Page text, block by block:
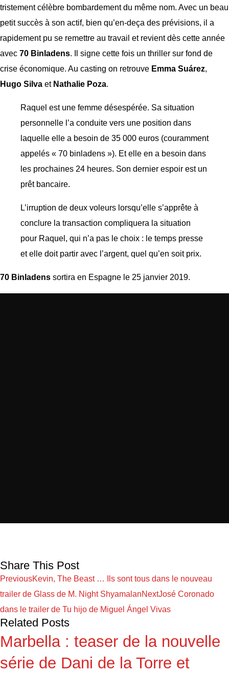
tristement célèbre bombardement du même nom. Avec un beau
petit succès à son actif, bien qu’en-deça des prévisions, il a
rapidement pu se remettre au travail et revient dès cette année
avec 70 Binladens. Il signe cette fois un thriller sur fond de
crise économique. Au casting on retrouve Emma Suárez,
Hugo Silva et Nathalie Poza.
Raquel est une femme désespérée. Sa situation
personnelle l’a conduite vers une position dans
laquelle elle a besoin de 35 000 euros (couramment
appelés « 70 binladens »). Et elle en a besoin dans
les prochaines 24 heures. Son dernier espoir est un
prêt bancaire.
L’irruption de deux voleurs lorsqu’elle s’apprête à
conclure la transaction compliquera la situation
pour Raquel, qui n’a pas le choix : le temps presse
et elle doit partir avec l’argent, quel qu’en soit prix.
70 Binladens sortira en Espagne le 25 janvier 2019.
Share This Post
PreviousKevin, The Beast … Ils sont tous dans le nouveau
trailer de Glass de M. Night ShyamalanNextJosé Coronado
dans le trailer de Tu hijo de Miguel Ángel Vivas
Related Posts
Marbella : teaser de la nouvelle
série de Dani de la Torre et